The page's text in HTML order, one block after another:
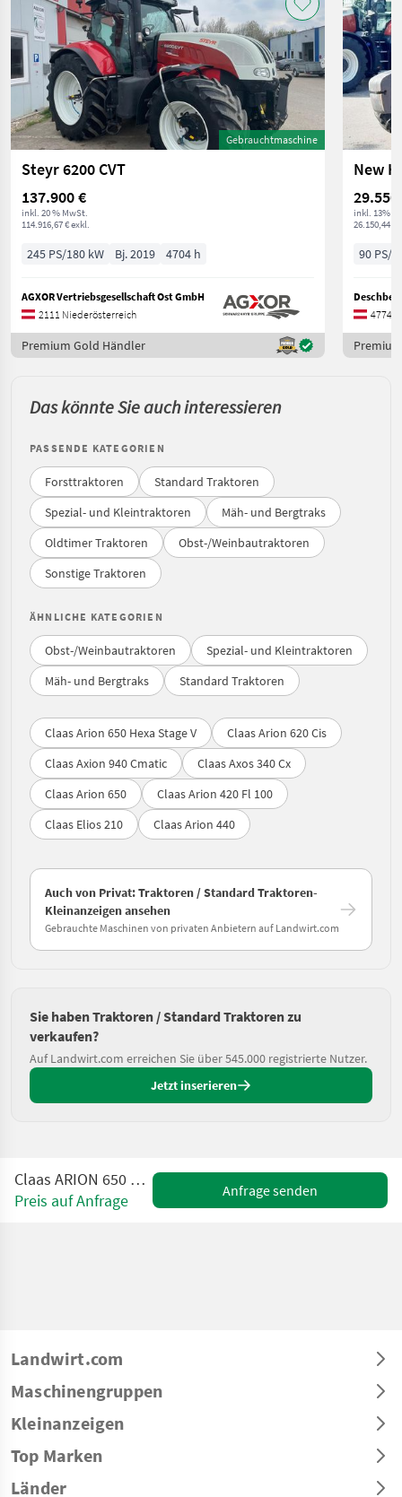
Gebrauchtmaschine
Steyr 6200 CVT
137.900 €
inkl. 20 % MwSt.
114.916,67 € exkl.
245 PS/180 kW Bj. 2019 4704 h
AGXOR Vertriebsgesellschaft Ost GmbH
2111 Niederösterreich
Premium Gold Händler
New
29.550
inkl. 13%
26.150,44 €
90 PS/
4774
Das könnte Sie auch interessieren
PASSENDE KATEGORIEN
Forsttraktoren
Standard Traktoren
Spezial- und Kleintraktoren
Mäh- und Bergtraks
Oldtimer Traktoren
Obst-/Weinbautraktoren
Sonstige Traktoren
ÄHNLICHE KATEGORIEN
Obst-/Weinbautraktoren
Spezial- und Kleintraktoren
Mäh- und Bergtraks
Standard Traktoren
Claas Arion 650 Hexa Stage V
Claas Arion 620 Cis
Claas Axion 940 Cmatic
Claas Axos 340 Cx
Claas Arion 650
Claas Arion 420 Fl 100
Claas Elios 210
Claas Arion 440
Auch von Privat: Traktoren / Standard Traktoren-
Kleinanzeigen ansehen
Gebrauchte Maschinen von privaten Anbietern auf Landwirt.com
Sie haben Traktoren / Standard Traktoren zu
verkaufen?
Auf Landwirt.com erreichen Sie über 545.000 registrierte Nutzer.
Jetzt inserieren
Claas ARION 650 HEXASHIFT CIS+
Preis auf Anfrage
Anfrage senden
Landwirt.com
Maschinengruppen
Kleinanzeigen
Top Marken
Länder